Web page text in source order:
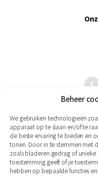
Beheer
We gebruiken technologieën
apparaat op te slaan en/of te
de beste ervaring te bieden en
tonen. Door in te stemmen met
zoals bladeren gedrag of unieke
toestemming geeft of je
hebben op bepaalde functies